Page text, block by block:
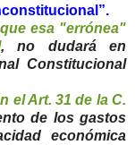
esa "errónea"
, no dudará en
Constitucional
el Art. 31 de la C.
de los gastos
económica